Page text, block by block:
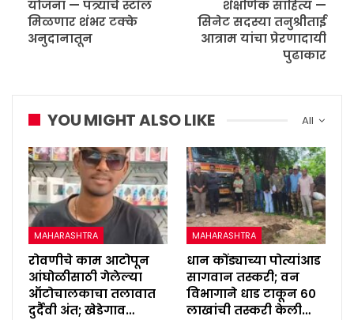
योजना — पत्र्याचे स्टॉल
मिळणार शंभर टक्के
अनुदानातून
शैक्षणिक साहित्य —
सिनेट सदस्या तनुश्रीताई
आत्राम यांचा प्रेरणादायी
पुढाकार
All
YOU MIGHT ALSO LIKE
MAHARASHTRA
रोवणीचे काम आटोपून
आंघोळीसाठी गेलेल्या
ऑटोचालकाचा तलावात
दुर्दैवी अंत; खेडेगाव…
MAHARASHTRA
धान कोंड्याच्या पोत्यांआड
सागवान तस्करी; वन
विभागाने धाड टाकून ६०
लाखांची तस्करी केली…